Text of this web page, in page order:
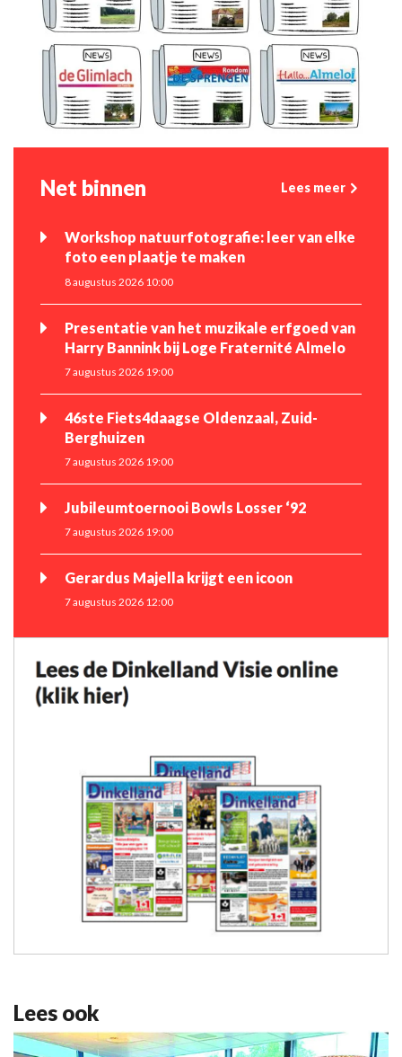
Net binnen Lees meer
Workshop natuurfotografie: leer van elke
foto een plaatje te maken
8 augustus 2026 10:00
Presentatie van het muzikale erfgoed van
Harry Bannink bij Loge Fraternité Almelo
7 augustus 2026 19:00
46ste Fiets4daagse Oldenzaal, Zuid-
Berghuizen
7 augustus 2026 19:00
Jubileumtoernooi Bowls Losser ‘92
7 augustus 2026 19:00
Gerardus Majella krijgt een icoon
7 augustus 2026 12:00
Lees ook